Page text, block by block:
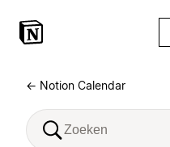
← Notion Calendar